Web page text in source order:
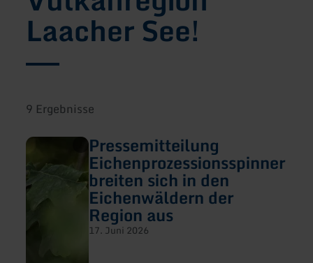
Laacher See!
9 Ergebnisse
Pressemitteilung
Eichenprozessionsspinner
breiten sich in den
Eichenwäldern der
Region aus
17. Juni 2026
mehr
Pressemitteilung
Eichenprozessionsspinner
breiten
sich